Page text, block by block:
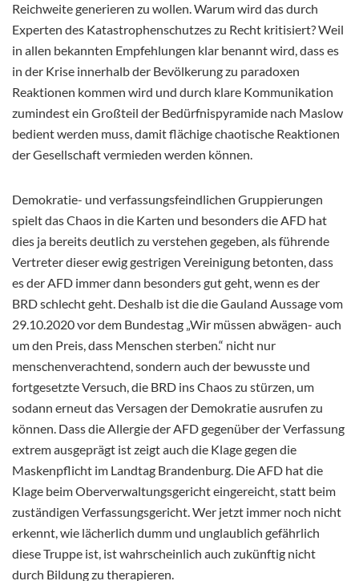
Reichweite generieren zu wollen. Warum wird das durch
Experten des Katastrophenschutzes zu Recht kritisiert? Weil
in allen bekannten Empfehlungen klar benannt wird, dass es
in der Krise innerhalb der Bevölkerung zu paradoxen
Reaktionen kommen wird und durch klare Kommunikation
zumindest ein Großteil der Bedürfnispyramide nach Maslow
bedient werden muss, damit flächige chaotische Reaktionen
der Gesellschaft vermieden werden können.
Demokratie- und verfassungsfeindlichen Gruppierungen
spielt das Chaos in die Karten und besonders die AFD hat
dies ja bereits deutlich zu verstehen gegeben, als führende
Vertreter dieser ewig gestrigen Vereinigung betonten, dass
es der AFD immer dann besonders gut geht, wenn es der
BRD schlecht geht. Deshalb ist die die Gauland Aussage vom
29.10.2020 vor dem Bundestag „Wir müssen abwägen- auch
um den Preis, dass Menschen sterben.“ nicht nur
menschenverachtend, sondern auch der bewusste und
fortgesetzte Versuch, die BRD ins Chaos zu stürzen, um
sodann erneut das Versagen der Demokratie ausrufen zu
können. Dass die Allergie der AFD gegenüber der Verfassung
extrem ausgeprägt ist zeigt auch die Klage gegen die
Maskenpflicht im Landtag Brandenburg. Die AFD hat die
Klage beim Oberverwaltungsgericht eingereicht, statt beim
zuständigen Verfassungsgericht. Wer jetzt immer noch nicht
erkennt, wie lächerlich dumm und unglaublich gefährlich
diese Truppe ist, ist wahrscheinlich auch zukünftig nicht
durch Bildung zu therapieren.